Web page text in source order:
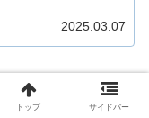
2025.03.07
トップ サイドバー